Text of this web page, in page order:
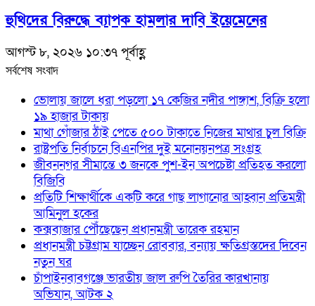
হুথিদের বিরুদ্ধে ব্যাপক হামলার দাবি ইয়েমেনের
আগস্ট ৮, ২০২৬ ১০:৩৭ পূর্বাহ্ণ
সর্বশেষ সংবাদ
ভোলায় জালে ধরা পড়লো ১৭ কেজির নদীর পাঙ্গাশ, বিক্রি হলো
১৯ হাজার টাকায়
মাথা গোঁজার ঠাঁই পেতে ৫০০ টাকাতে নিজের মাথার চুল বিক্রি
রাষ্ট্রপতি নির্বাচনে বিএনপির দুই মনোনয়নপত্র সংগ্রহ
জীবননগর সীমান্তে ৩ জনকে পুশ-ইন অপচেষ্টা প্রতিহত করলো
বিজিবি
প্রতিটি শিক্ষার্থীকে একটি করে গাছ লাগানোর আহ্বান প্রতিমন্ত্রী
আমিনুল হকের
কক্সবাজার পৌঁছেছেন প্রধানমন্ত্রী তারেক রহমান
প্রধানমন্ত্রী চট্টগ্রাম যাচ্ছেন রোববার, বন্যায় ক্ষতিগ্রস্তদের দিবেন
নতুন ঘর
চাঁপাইনবাবগঞ্জে ভারতীয় জাল রুপি তৈরির কারখানায়
অভিযান, আটক ২